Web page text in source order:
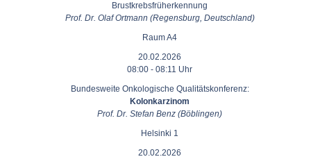
Brustkrebsfrüherkennung
Prof. Dr. Olaf Ortmann (Regensburg, Deutschland)
Raum A4
20.02.2026
08:00 - 08:11 Uhr
Bundesweite Onkologische Qualitätskonferenz:
Kolonkarzinom
Prof. Dr. Stefan Benz (Böblingen)
Helsinki 1
20.02.2026